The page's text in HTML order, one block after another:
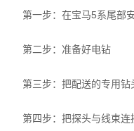
第一步：在宝马5系尾部
第二步：准备好电钻
第三步：把配送的专用
第四步：把探头与线束连